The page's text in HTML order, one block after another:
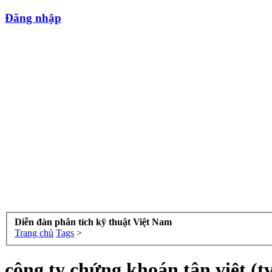
Đăng nhập
Diễn đàn phân tích kỹ thuật Việt Nam
Trang chủ Tags >